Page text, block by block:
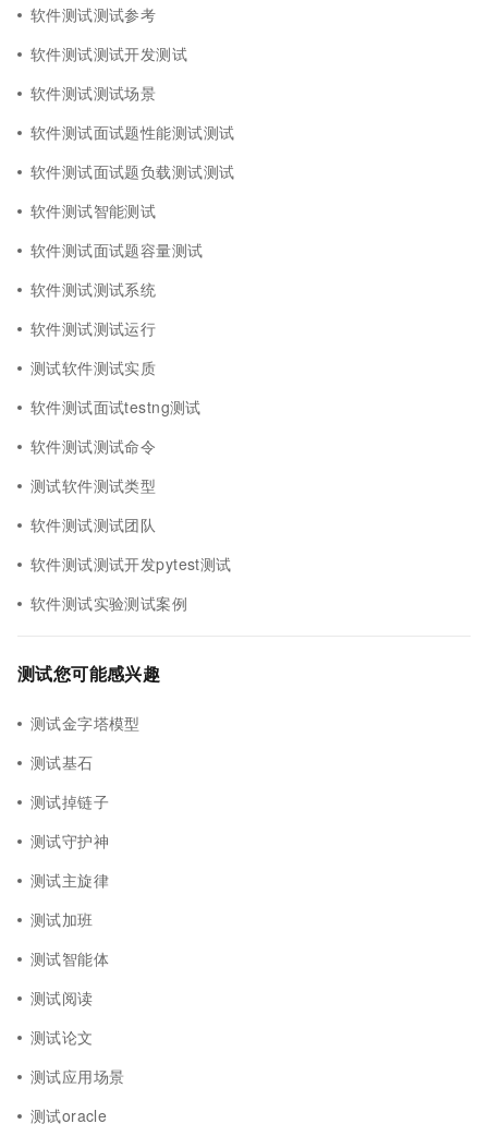
软件测试测试参考
软件测试测试开发测试
软件测试测试场景
软件测试面试题性能测试测试
软件测试面试题负载测试测试
软件测试智能测试
软件测试面试题容量测试
软件测试测试系统
软件测试测试运行
测试软件测试实质
软件测试面试testng测试
软件测试测试命令
测试软件测试类型
软件测试测试团队
软件测试测试开发pytest测试
软件测试实验测试案例
测试您可能感兴趣
测试金字塔模型
测试基石
测试掉链子
测试守护神
测试主旋律
测试加班
测试智能体
测试阅读
测试论文
测试应用场景
测试oracle